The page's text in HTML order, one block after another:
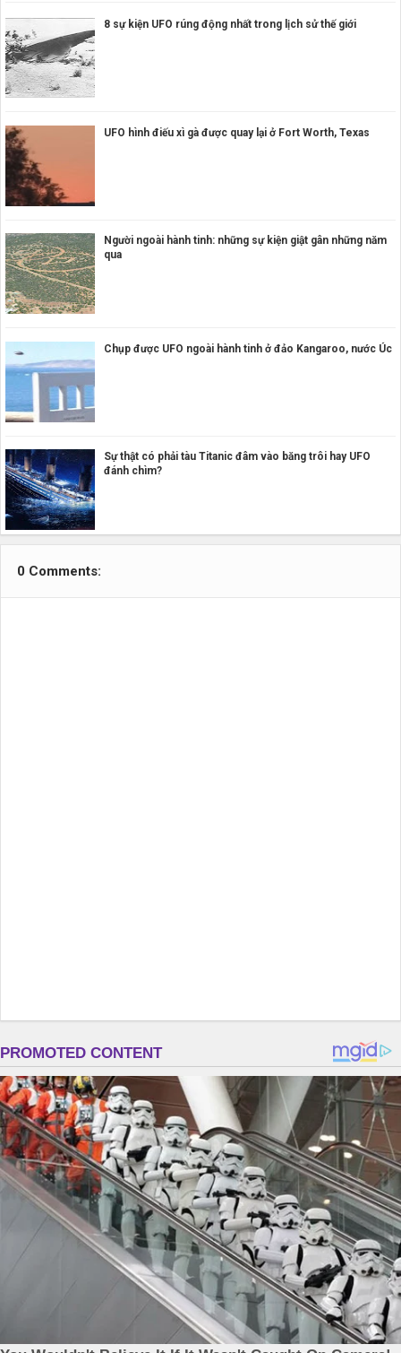
8 sự kiện UFO rúng động nhất trong lịch sử thế giới
UFO hình điếu xì gà được quay lại ở Fort Worth, Texas
Người ngoài hành tinh: những sự kiện giật gân những năm
qua
Chụp được UFO ngoài hành tinh ở đảo Kangaroo, nước Úc
Sự thật có phải tàu Titanic đâm vào băng trôi hay UFO
đánh chìm?
0 Comments: